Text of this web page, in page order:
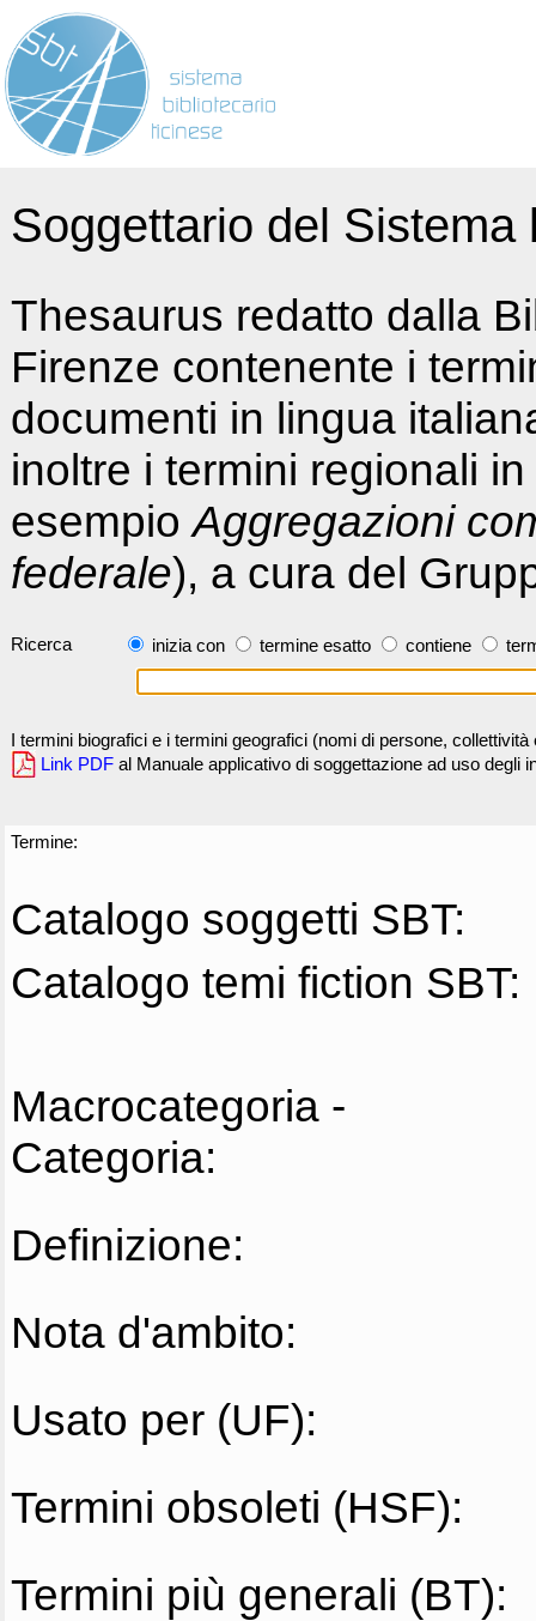
Soggettario del
Thesaurus redatto dalla
Firenze contenente i
documenti in lingua
inoltre i termini regionali
esempioAggregazioni
federale), a cura del
Ricerca inizia con termine esatto contiene
I termini biografici e i termini geografici (nomi di persone,
Link PDF al Manuale applicativo di soggettazione ad uso degli
Termine:
Catalogo soggetti SBT:
Catalogo temi fiction SBT:
Macrocategoria -
Categoria:
Definizione:
Nota d'ambito:
Usato per (UF):
Termini obsoleti (HSF):
Termini più generali (BT):